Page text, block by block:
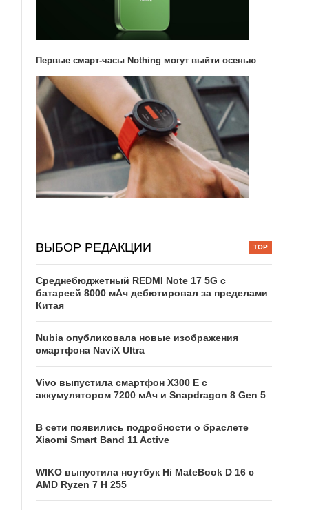
Первые смарт-часы Nothing могут выйти осенью
ВЫБОР РЕДАКЦИИ
Среднебюджетный REDMI Note 17 5G с
батареей 8000 мАч дебютировал за пределами
Китая
Nubia опубликовала новые изображения
смартфона NaviX Ultra
Vivo выпустила смартфон X300 E с
аккумулятором 7200 мАч и Snapdragon 8 Gen 5
В сети появились подробности о браслете
Xiaomi Smart Band 11 Active
WIKO выпустила ноутбук Hi MateBook D 16 с
AMD Ryzen 7 H 255